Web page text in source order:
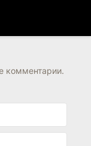
комментарии.